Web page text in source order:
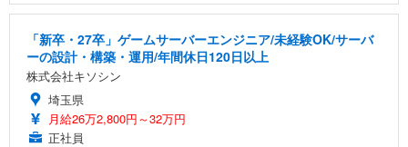
「新卒・27卒」ゲームサーバーエンジニア/未経験OK/サーバ
ーの設計・構築・運用/年間休日120日以上
株式会社キソシン
埼玉県
月給26万2,800円～32万円
正社員